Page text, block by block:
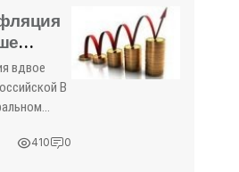
-
вдвое
В
в
26,4410 0